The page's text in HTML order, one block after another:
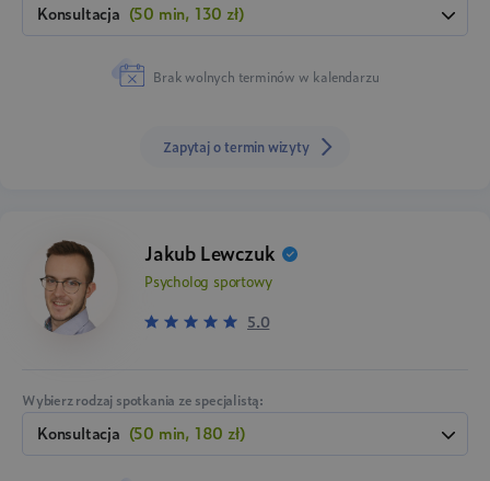
konsultacja (50 min, 130 zł)
Brak wolnych terminów w kalendarzu
Zapytaj o termin wizyty
Jakub Lewczuk
Psycholog sportowy
5.0
Wybierz rodzaj spotkania ze specjalistą:
konsultacja (50 min, 180 zł)